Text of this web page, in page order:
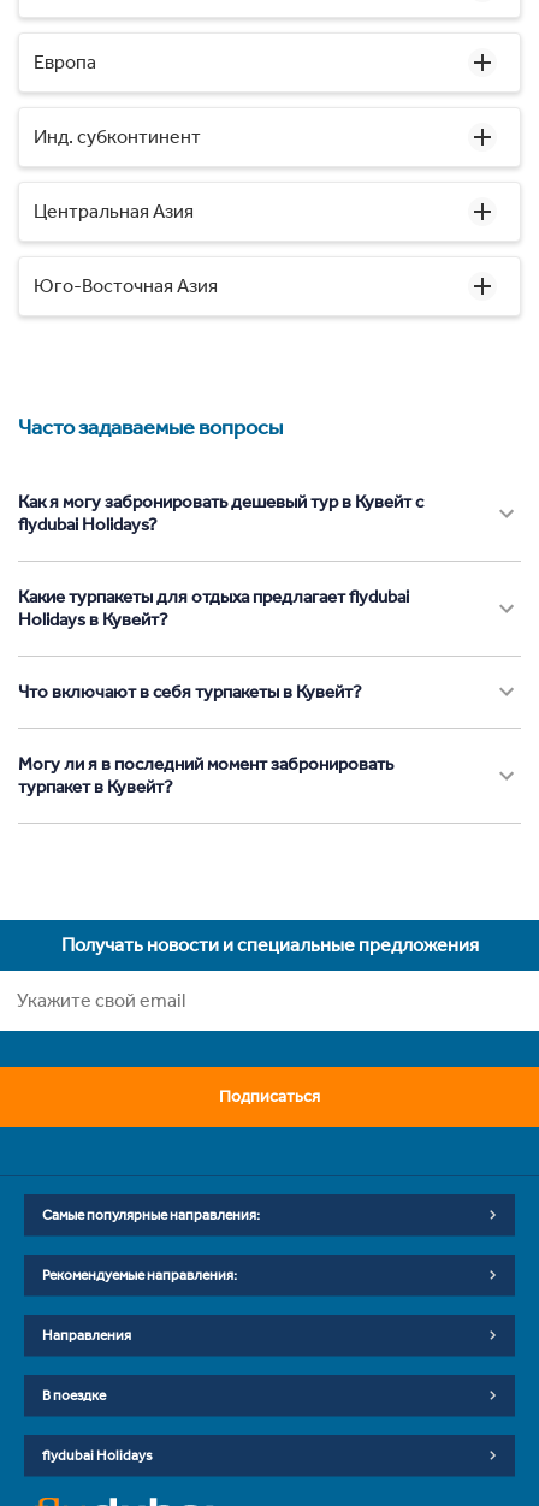
Европа
Инд. субконтинент
Центральная Азия
Юго-Восточная Азия
Часто задаваемые вопросы
Как я могу забронировать дешевый тур в Кувейт с
flydubai Holidays?
Какие турпакеты для отдыха предлагает flydubai
Holidays в Кувейт?
Что включают в себя турпакеты в Кувейт?
Могу ли я в последний момент забронировать
турпакет в Кувейт?
Получать новости и специальные предложения
Подписаться
Самые популярные направления:
Рекомендуемые направления:
Направления
В поездке
flydubai Holidays